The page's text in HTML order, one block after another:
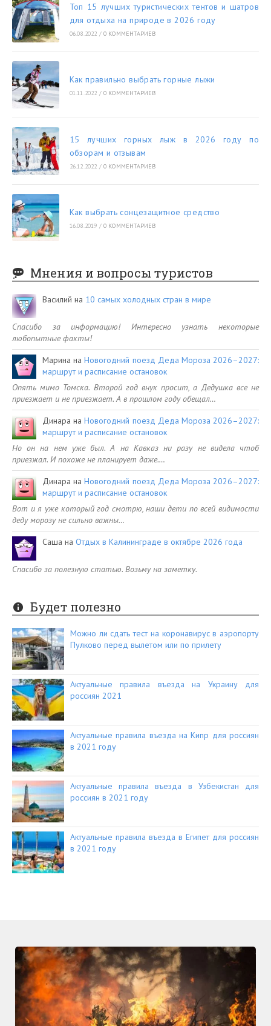
Топ 15 лучших туристических тентов и шатров
для отдыха на природе в 2026 году
06.08.2022 / 0 КОММЕНТАРИЕВ
Как правильно выбрать горные лыжи
01.11.2022 / 0 КОММЕНТАРИЕВ
15 лучших горных лыж в 2026 году по
обзорам и отзывам
26.12.2022 / 0 КОММЕНТАРИЕВ
Как выбрать сонцезащитное средство
16.08.2019 / 0 КОММЕНТАРИЕВ
Мнения и вопросы туристов
Василий на 10 самых холодных стран в мире
Спасибо за информацию! Интересно узнать некоторые
любопытные факты!
Марина наНовогодний поезд Деда Мороза 2026–2027:
маршрут и расписание остановок
Опять мимо Томска. Второй год внук просит, а Дедушка все не
приезжает и не приезжает. А в прошлом году обещал…
Динара наНовогодний поезд Деда Мороза 2026–2027:
маршрут и расписание остановок
Но он на нем уже был. А на Кавказ ни разу не видела чтоб
приезжал. И похоже не планирует даже.…
Динара наНовогодний поезд Деда Мороза 2026–2027:
маршрут и расписание остановок
Вот и я уже который год смотрю, наши дети по всей видимости
деду морозу не сильно важны…
Саша на Отдых в Калининграде в октябре 2026 года
Спасибо за полезную статью. Возьму на заметку.
Будет полезно
Можно ли сдать тест на коронавирус в аэропорту
Пулково перед вылетом или по прилету
Актуальные правила въезда на Украину для
россиян 2021
Актуальные правила въезда на Кипр для россиян
в 2021 году
Актуальные правила въезда в Узбекистан для
россиян в 2021 году
Актуальные правила въезда в Египет для россиян
в 2021 году